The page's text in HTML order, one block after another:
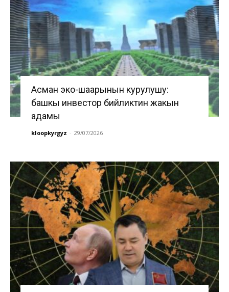
Асман эко-шаарынын курулушу:
башкы инвестор бийликтин жакын
адамы
kloopkyrgyz - 29/07/2026